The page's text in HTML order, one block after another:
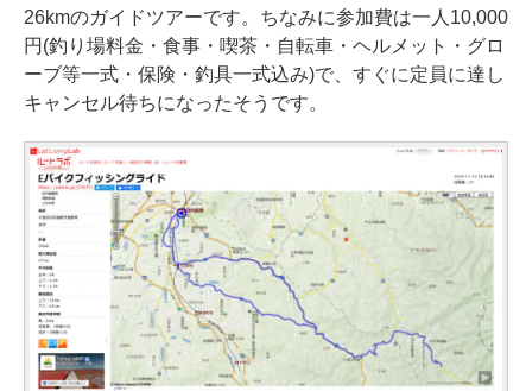
26kmのガイドツアーです。ちなみに参加費は一人10,000
円(釣り場料金・食事・喫茶・自転車・ヘルメット・グロ
ーブ等一式・保険・釣具一式込み)で、すぐに定員に達し
キャンセル待ちになったそうです。